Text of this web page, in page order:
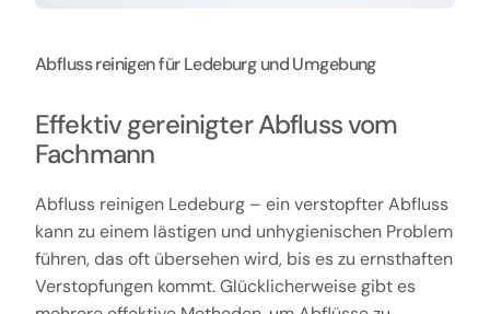
Abfluss reinigen für Ledeburg und Umgebung
Effektiv gereinigter Abfluss vom
Fachmann
Abfluss reinigen Ledeburg – ein verstopfter Abfluss
kann zu einem lästigen und unhygienischen Problem
führen, das oft übersehen wird, bis es zu ernsthaften
Verstopfungen kommt. Glücklicherweise gibt es